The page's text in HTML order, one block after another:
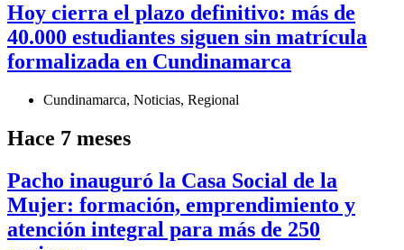
Hoy cierra el plazo definitivo: más de
40.000 estudiantes siguen sin matrícula
formalizada en Cundinamarca
Cundinamarca, Noticias, Regional
Hace 7 meses
Pacho inauguró la Casa Social de la
Mujer: formación, emprendimiento y
atención integral para más de 250